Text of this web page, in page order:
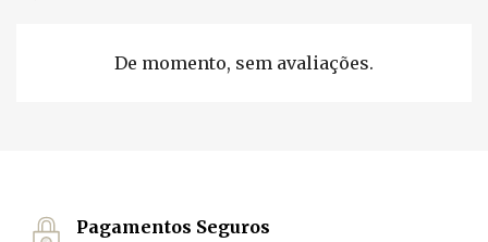
De momento, sem avaliações.
Pagamentos Seguros